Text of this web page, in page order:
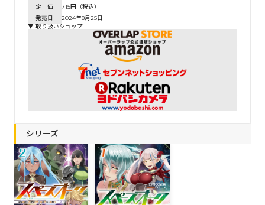
定 価
715円（税込）
発売日
2024年8月25日
▼ 取り扱いショップ
シリーズ